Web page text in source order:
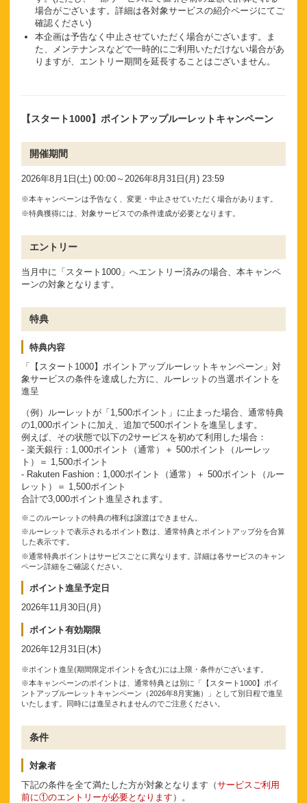
場合がございます。詳細は各対象サービスの紹介ページにてご
確認ください)
本企画は予告なく中止させていただく場合がございます。ま
た、メンテナンスなどで一時的にご利用いただけない場合があ
りますが、エントリー期間を延長することはございません。
【スタート1000】ポイントアップルーレットキャンペーン
開催期間
2026年8月1日(土) 00:00～2026年8月31日(月) 23:59
※本キャンペーンは予告なく、変更・中止させていただく場合があります。
※特典獲得には、対象サービスでの条件達成が必要となります。
エントリー
当月中に「スタート1000」へエントリー済みの場合、本キャンペ
ーンの対象となります。
特典
特典内容
「【スタート1000】ポイントアップルーレットキャンペーン」対
象サービスの条件を達成した方に、ルーレットの当選ポイントを
進呈
（例）ルーレットが「1,500ポイント」に止まった場合、通常特典
の1,000ポイントに加え、追加で500ポイントを進呈します。
例えば、その状態で以下の2サービスを初めて利用した場合：
- 楽天銀行：1,000ポイント（通常）＋ 500ポイント（ルーレッ
ト）＝ 1,500ポイント
- Rakuten Fashion：1,000ポイント（通常）＋ 500ポイント（ルー
レット）＝ 1,500ポイント
合計で3,000ポイント進呈されます。
※このルーレットの特典の権利は譲渡はできません。
※ルーレットで表示されるポイント数は、通常特典とポイントアップ分を合算
した表示です。
※通常特典ポイントはサービスごとに異なります。詳細は各サービスのキャン
ペーン詳細をご確認ください。
ポイント進呈予定日
2026年11月30日(月)
ポイント有効期限
2026年12月31日(木)
※ポイント進呈(期間限定ポイントを含む)には上限・条件がございます。
※本キャンペーンのポイントは、通常特典とは別に「【スタート1000】ポイ
ントアップルーレットキャンペーン（2026年8月実施）」として別日程で進呈
いたします。同時には進呈されませんのでご注意ください。
条件
対象者
下記の条件を全て満たした方が対象となります（サービスご利用
前に①のエントリーが必要となります ）。